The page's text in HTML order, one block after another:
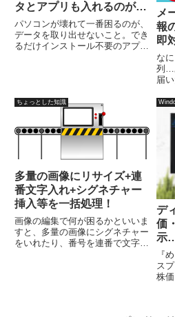
タとアプリも入れるのが良
いかも！
パソコンが壊れて一番困るのが、
データを取り出せないこと。でき
るだけインストール不要のアプリ
保存するように設定しておけば、
さらに安全です。
メ
報
即
な
列…
届
TO
違
ル
て
ちょっとした知識
多量の画像にリサイズ+連
番文字入れ+シグネチャー
挿入等を一括処理！
画像の編集で何が困るかといいま
すと、多量の画像にシグネチャー
をいれたり、番号を連番で文字入
デ
価
示
ト！
『
ス
株